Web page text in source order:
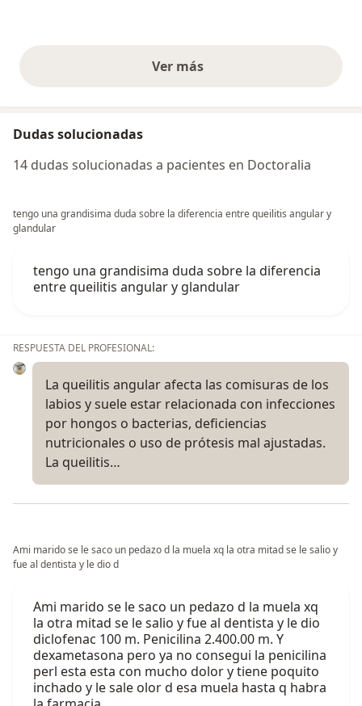
Ver másopiniones anteriores
Dudas solucionadas
14 dudas solucionadas a pacientes en Doctoralia
tengo una grandisima duda sobre la diferencia entre queilitis angular y
glandular
tengo una grandisima duda sobre la diferencia
entre queilitis angular y glandular
RESPUESTA DEL PROFESIONAL:
La queilitis angular afecta las comisuras de los
labios y suele estar relacionada con infecciones
por hongos o bacterias, deficiencias
nutricionales o uso de prótesis mal ajustadas.
La queilitis…
Ami marido se le saco un pedazo d la muela xq la otra mitad se le salio y
fue al dentista y le dio d
Ami marido se le saco un pedazo d la muela xq
la otra mitad se le salio y fue al dentista y le dio
diclofenac 100 m. Penicilina 2.400.00 m. Y
dexametasona pero ya no consegui la penicilina
perl esta esta con mucho dolor y tiene poquito
inchado y le sale olor d esa muela hasta q habra